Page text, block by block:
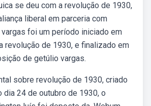
se deu com a revolução de 1930,
liberal em parceria com
foi um período iniciado em
revolução de 1930, e finalizado em
de getúlio vargas.
sobre revolução de 1930, criado
dia 24 de outubro de 1930, o